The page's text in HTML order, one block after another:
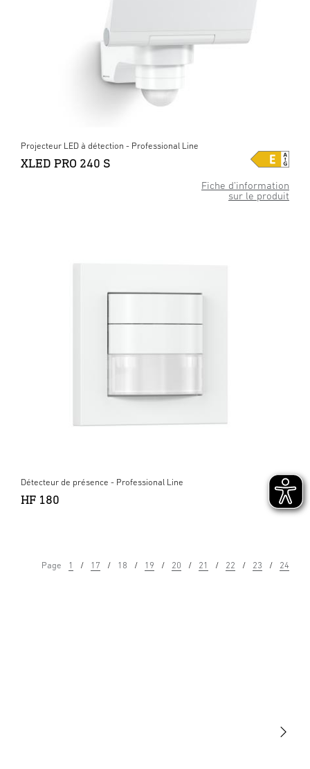
Fiche d’information
sur le produit
Projecteur LED à détection - Professional Line
XLED PRO 240 S
Détecteur de présence - Professional Line
HF 180
Page 1 17 18 19 20 21 22 23 24